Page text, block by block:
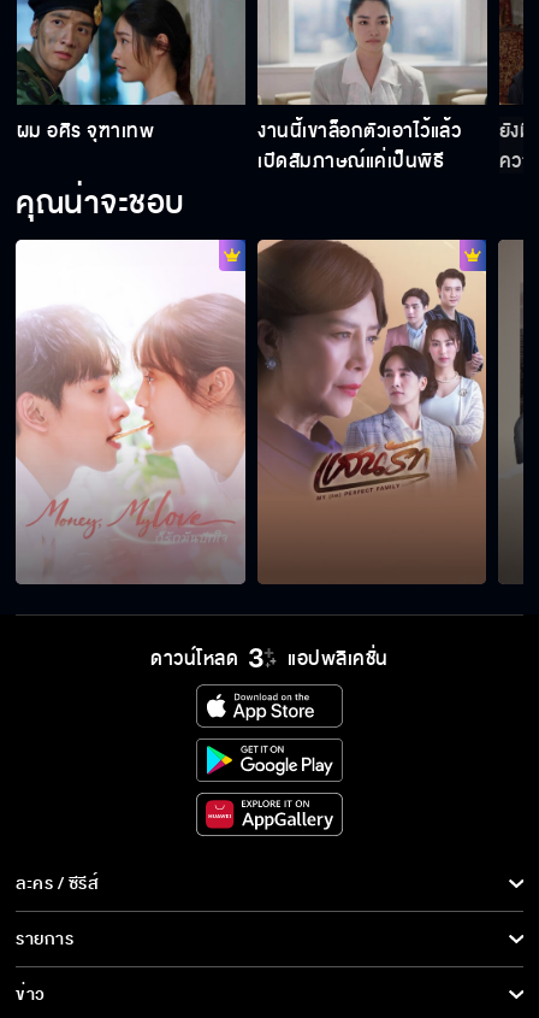
ผมไม่ได้หวงไวน์ แต่ผมห่วงคุณ
อยากจะเป็นผู้หญิงแบบเพียงขวัญงั้นเหรอ
เขาว่าความรักก็ต้องพึ่งดวงครึ่งหนึ่งนะคะ
มีเรื่องไม่สบายใจก็บอกกันเถอะ ผมเป็นห่วง
มันจะจับแม่ส่งตำรวจ ทำไมต้องทำกันขนาดนี้
อย่าเพิ่งรีบถอย ถ้ายังรู้ความจริงไม่หมด
งอนเก่งที่สุดในโลก อย่าคิดว่าจะง้อนะ
ผม อศิร จุฑาเทพ
งานนี้เขาล็อกตัวเอาไว้แล้ว
เปิดสัมภาษณ์แค่เป็นพิธี
ยังมี
คว
คุณน่าจะชอบ
ดาวน์โหลด แอปพลิเคชั่น
ละคร / ซีรีส์
ละคร/ซีรีส์
ซีรีส์นานาชาติ
รายการ
รายการทั้งหมด
ข่าว